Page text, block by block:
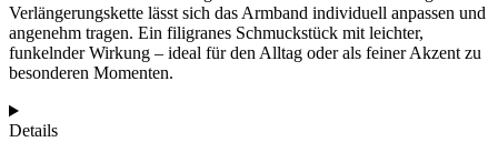
Verlängerungskette lässt sich das Armband individuell anpassen und
angenehm tragen. Ein filigranes Schmuckstück mit leichter,
funkelnder Wirkung – ideal für den Alltag oder als feiner Akzent zu
besonderen Momenten.
Details